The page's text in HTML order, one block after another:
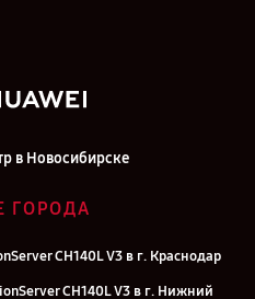
в Новосибирске
ГОРОДА
CH140L V3 в г. Краснодар
CH140L V3 в г. Нижний